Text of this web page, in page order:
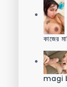
কাজের
magi